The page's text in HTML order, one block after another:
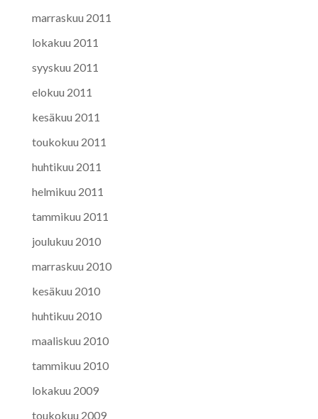
marraskuu 2011
lokakuu 2011
syyskuu 2011
elokuu 2011
kesäkuu 2011
toukokuu 2011
huhtikuu 2011
helmikuu 2011
tammikuu 2011
joulukuu 2010
marraskuu 2010
kesäkuu 2010
huhtikuu 2010
maaliskuu 2010
tammikuu 2010
lokakuu 2009
toukokuu 2009